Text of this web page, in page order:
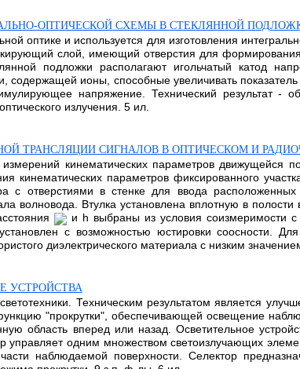
ОПТИЧЕСКОЙ СХЕМЫ В СТЕКЛЯННОЙ
оптике и используется для изготовления
слой, имеющий отверстия для
подложки располагают игольчатый катод
содержащей ионы, способные увеличивать
напряжение. Технический результат -
излучения. 5 ил.
ТРАНСЛЯЦИИ СИГНАЛОВ В ОПТИЧЕСКОМ И
кинематических параметров движущейся
кинематических параметров фиксированного
с отверстиями в стенке для ввода расположенных
волновода. Втулка установлена вплотную в
и h выбраны из условия соизмеримости
с возможностью юстировки соосности.
диэлектрического материала с низким
УСТРОЙСТВА
Техническим результатом является
"прокрутки", обеспечивающей освещение
область вперед или назад. Осветительное
управляет одним множеством светоизлучающих
наблюдаемой поверхности. Селектор